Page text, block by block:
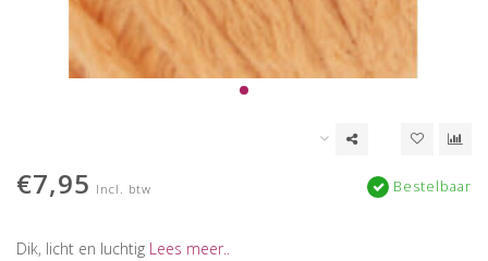
€7,95 Incl. btw Bestelbaar
Dik, licht en luchtig Lees meer..